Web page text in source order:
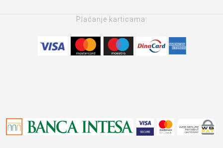
Plaćanje karticama: